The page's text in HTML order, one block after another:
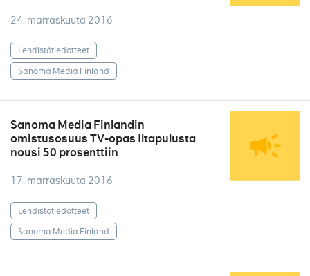
24. marraskuuta 2016
Lehdistötiedotteet
Sanoma Media Finland
Sanoma Media Finlandin
omistusosuus TV-opas Iltapulusta
nousi 50 prosenttiin
17. marraskuuta 2016
Lehdistötiedotteet
Sanoma Media Finland